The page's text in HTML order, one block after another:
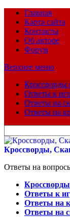
Главная
Карта сайта
Контакты
Об авторе
Форум
Верхнее меню
Кроссворды
Ответы к
Ответы на
Ответы на
для:
Кроссворды,
Ответы на
Ответы к
Ответы на
Ответы на